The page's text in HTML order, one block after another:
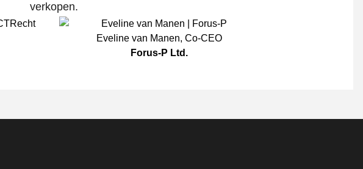
verkopen.
Eveline van Manen, Co-CEO
Forus-P Ltd.